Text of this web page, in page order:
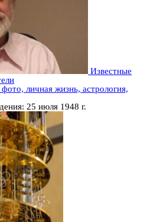
Известные
личная жизнь, астрология,
25 июля 1948 г.